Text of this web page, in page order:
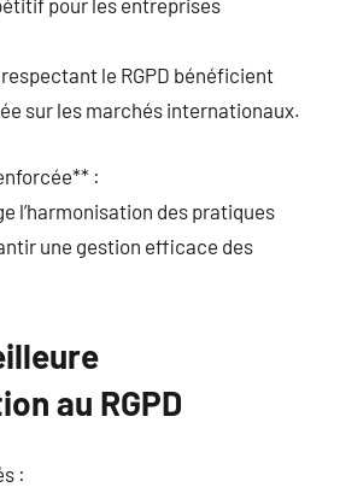
pour les entreprises
le RGPD bénéficient
sur les marchés internationaux.
:
l’harmonisation des pratiques
une gestion efficace des
au RGPD
: